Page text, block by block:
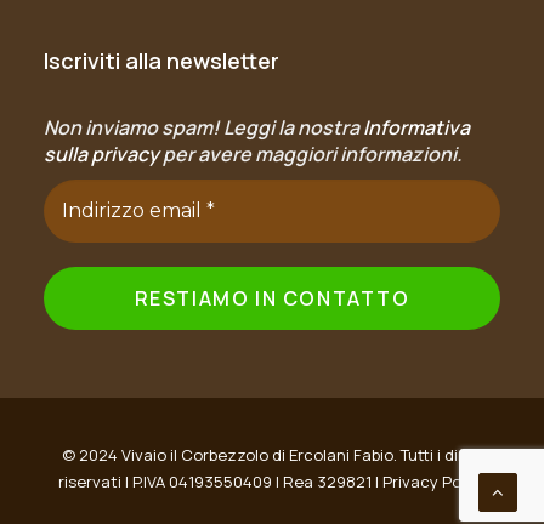
Iscriviti alla newsletter
Non inviamo spam! Leggi la nostraInformativa
sulla privacyper avere maggiori informazioni.
© 2024 Vivaio il Corbezzolo di Ercolani Fabio. Tutti i diritti
riservati | P.IVA 04193550409 | Rea 329821 | Privacy Policy